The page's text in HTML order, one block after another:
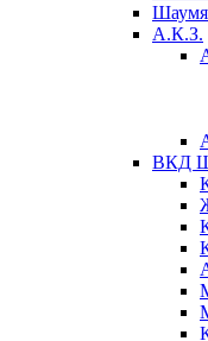
А.К.З.
ВКД